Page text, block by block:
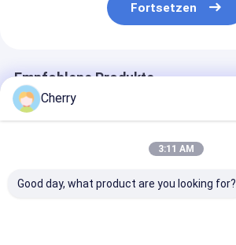
Fortsetzen
Empfohlene Produkte
Cherry
3:11 AM
Good day, what product are you looking for?